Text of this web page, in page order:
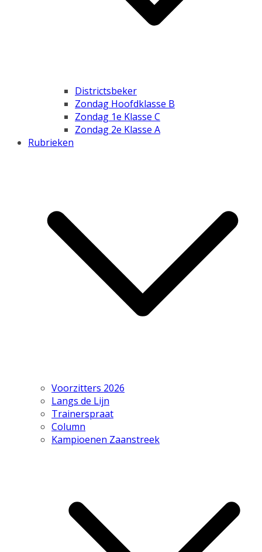
Districtsbeker
Zondag Hoofdklasse B
Zondag 1e Klasse C
Zondag 2e Klasse A
Rubrieken
Voorzitters 2026
Langs de Lijn
Trainerspraat
Column
Kampioenen Zaanstreek